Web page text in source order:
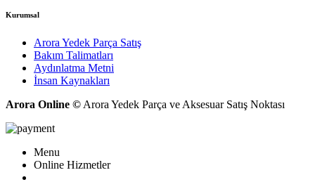
Kurumsal
Arora Yedek Parça Satış
Bakım Talimatları
Aydınlatma Metni
İnsan Kaynakları
Arora Online © Arora Yedek Parça ve Aksesuar Satış Noktası
Menu
Online Hizmetler